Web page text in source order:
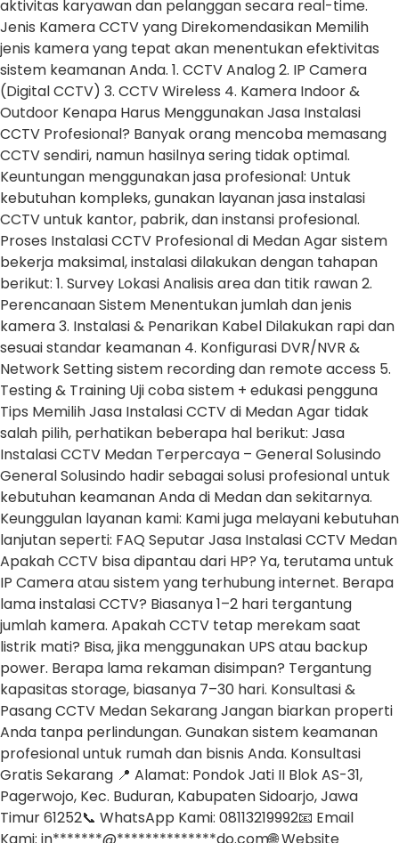
aktivitas karyawan dan pelanggan secara real-time.
Jenis Kamera CCTV yang Direkomendasikan Memilih
jenis kamera yang tepat akan menentukan efektivitas
sistem keamanan Anda. 1. CCTV Analog 2. IP Camera
(Digital CCTV) 3. CCTV Wireless 4. Kamera Indoor &
Outdoor Kenapa Harus Menggunakan Jasa Instalasi
CCTV Profesional? Banyak orang mencoba memasang
CCTV sendiri, namun hasilnya sering tidak optimal.
Keuntungan menggunakan jasa profesional: Untuk
kebutuhan kompleks, gunakan layanan jasa instalasi
CCTV untuk kantor, pabrik, dan instansi profesional.
Proses Instalasi CCTV Profesional di Medan Agar sistem
bekerja maksimal, instalasi dilakukan dengan tahapan
berikut: 1. Survey Lokasi Analisis area dan titik rawan 2.
Perencanaan Sistem Menentukan jumlah dan jenis
kamera 3. Instalasi & Penarikan Kabel Dilakukan rapi dan
sesuai standar keamanan 4. Konfigurasi DVR/NVR &
Network Setting sistem recording dan remote access 5.
Testing & Training Uji coba sistem + edukasi pengguna
Tips Memilih Jasa Instalasi CCTV di Medan Agar tidak
salah pilih, perhatikan beberapa hal berikut: Jasa
Instalasi CCTV Medan Terpercaya – General Solusindo
General Solusindo hadir sebagai solusi profesional untuk
kebutuhan keamanan Anda di Medan dan sekitarnya.
Keunggulan layanan kami: Kami juga melayani kebutuhan
lanjutan seperti: FAQ Seputar Jasa Instalasi CCTV Medan
Apakah CCTV bisa dipantau dari HP? Ya, terutama untuk
IP Camera atau sistem yang terhubung internet. Berapa
lama instalasi CCTV? Biasanya 1–2 hari tergantung
jumlah kamera. Apakah CCTV tetap merekam saat
listrik mati? Bisa, jika menggunakan UPS atau backup
power. Berapa lama rekaman disimpan? Tergantung
kapasitas storage, biasanya 7–30 hari. Konsultasi &
Pasang CCTV Medan Sekarang Jangan biarkan properti
Anda tanpa perlindungan. Gunakan sistem keamanan
profesional untuk rumah dan bisnis Anda. Konsultasi
Gratis Sekarang 📍 Alamat: Pondok Jati II Blok AS-31,
Pagerwojo, Kec. Buduran, Kabupaten Sidoarjo, Jawa
Timur 61252📞 WhatsApp Kami: 08113219992📧 Email
Kami: in*******@**************do.com🌐 Website